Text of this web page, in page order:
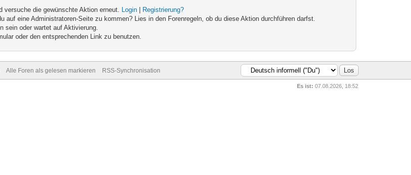
versuche die gewünschte Aktion erneut. Login
Registrierung?
auf eine Administratoren-Seite zu kommen? Lies in den Forenregeln, ob du diese Aktion durchführen darfst.
sein oder wartet auf Aktivierung.
oder den entsprechenden Link zu benutzen.
Alle Foren als gelesen markieren RSS-Synchronisation
Es ist: 07.08.2026, 18:52